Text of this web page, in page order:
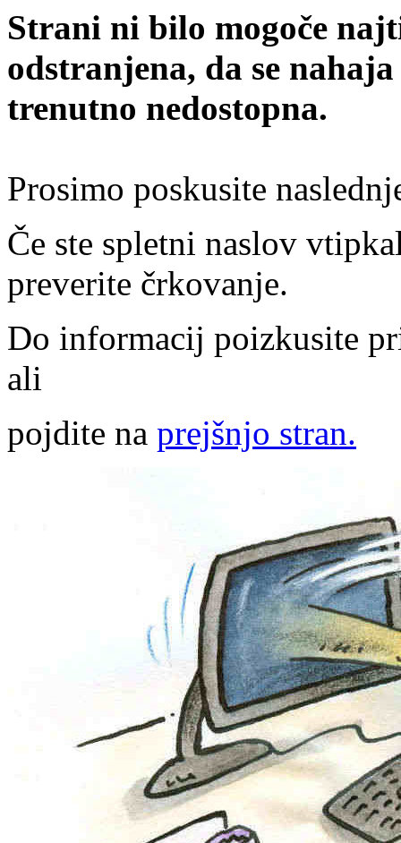
Strani ni bilo mogoče
odstranjena, da se
trenutno nedostopna.
Prosimo poskusite
Če ste spletni naslov
preverite črkovanje.
Do informacij poizkusite
ali
pojdite na prejšnjo stran.